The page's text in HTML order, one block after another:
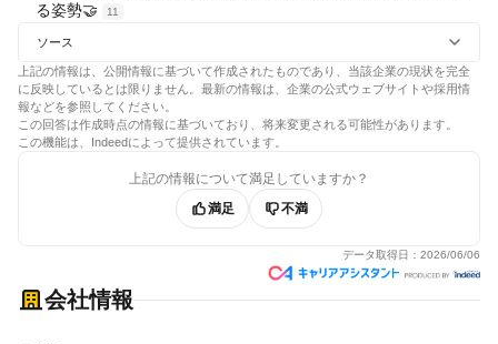
る姿勢🤝
11
ソース
上記の情報は、公開情報に基づいて作成されたものであり、当該企業の現状を完全
に反映しているとは限りません。最新の情報は、企業の公式ウェブサイトや採用情
報などを参照してください。
この回答は作成時点の情報に基づいており、将来変更される可能性があります。
この機能は、Indeedによって提供されています。
上記の情報について満足していますか？
満足
不満
データ取得日： 2026/06/06
会社情報